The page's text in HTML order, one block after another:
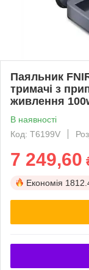
Паяльник
тримачі з
живлення
В наявності
Код: T6199V
7 249,60
Економія